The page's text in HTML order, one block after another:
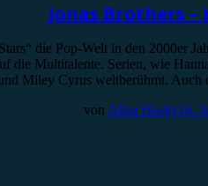
Jonas Brothers –
die Pop-Welt in den 2000er
die Multitalente. Serien, wie
Miley Cyrus weltberühmt.
von Alina Hasky16.